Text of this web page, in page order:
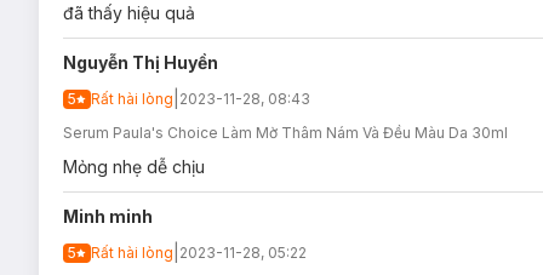
Da xuất hiện các
Da có vết thâm sau
đã thấy hiệu quả
Nguyễn Thị Huyền
5 Rất hài lòng 2023-11-28, 08:43
Serum Paula's Choice Làm Mờ Thâm Nám Và Đều Màu Da 30ml
Mỏng nhẹ dễ chịu
Minh minh
5 Rất hài lòng 2023-11-28, 05:22